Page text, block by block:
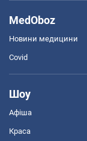
MedOboz
Новини медицини
Covid
Шоу
Афіша
Краса